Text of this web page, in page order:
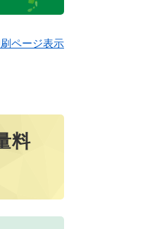
ページ表示
料